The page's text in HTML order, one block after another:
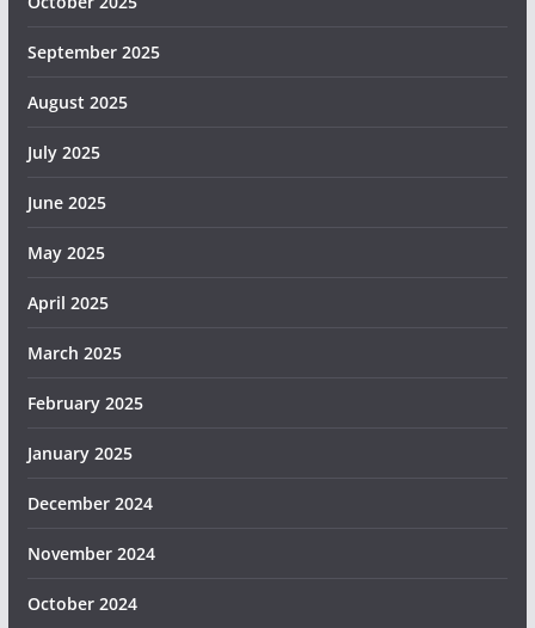
September 2025
August 2025
July 2025
June 2025
May 2025
April 2025
March 2025
February 2025
January 2025
December 2024
November 2024
October 2024